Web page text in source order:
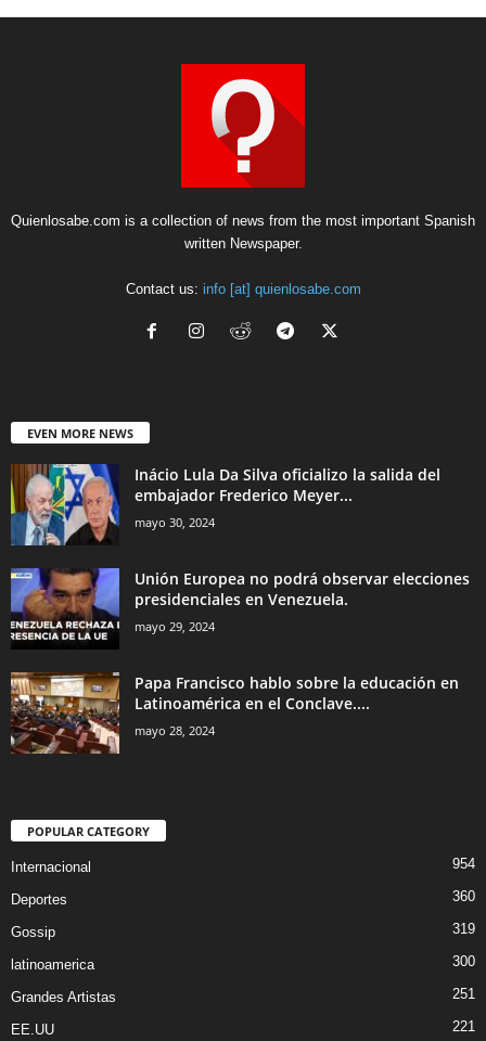
Quienlosabe.com is a collection of news from the most important Spanish
written Newspaper.
Contact us: info [at] quienlosabe.com
EVEN MORE NEWS
Inácio Lula Da Silva oficializo la salida del
embajador Frederico Meyer...
mayo 30, 2024
Unión Europea no podrá observar elecciones
presidenciales en Venezuela.
mayo 29, 2024
Papa Francisco hablo sobre la educación en
Latinoamérica en el Conclave....
mayo 28, 2024
POPULAR CATEGORY
Internacional 954
Deportes 360
Gossip 319
latinoamerica 300
Grandes Artistas 251
EE.UU 221